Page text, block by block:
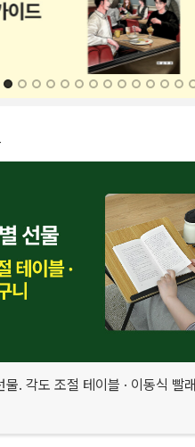
. 각도 조절 테이블 · 이동식 빨래